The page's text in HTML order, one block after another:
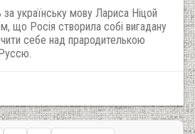
українську мову Лариса Ніцой
що Росія створила собі вигадану
себе над прародителькою